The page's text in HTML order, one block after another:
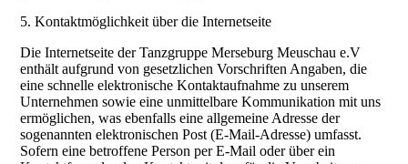
5. Kontaktmöglichkeit über die Internetseite
Die Internetseite der Tanzgruppe Merseburg Meuschau e.V
enthält aufgrund von gesetzlichen Vorschriften Angaben, die
eine schnelle elektronische Kontaktaufnahme zu unserem
Unternehmen sowie eine unmittelbare Kommunikation mit uns
ermöglichen, was ebenfalls eine allgemeine Adresse der
sogenannten elektronischen Post (E-Mail-Adresse) umfasst.
Sofern eine betroffene Person per E-Mail oder über ein